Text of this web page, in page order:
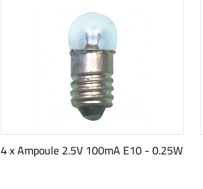
4 x Ampoule 2.5V 100mA E10 - 0.25W